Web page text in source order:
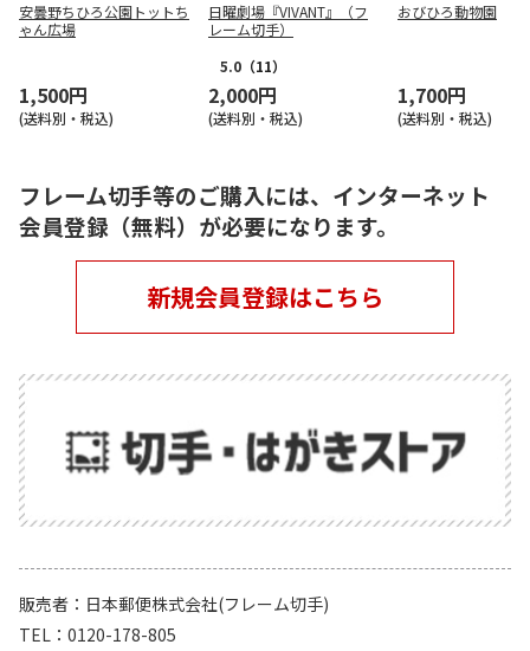
安曇野ちひろ公園トットち
ゃん広場
1,500円
(送料別・税込)
日曜劇場『VIVANT』（フ
レーム切手）
5.0 （11）
2,000円
(送料別・税込)
おびひろ動物園
1,700円
(送料別・税込)
フレーム切手等のご購入には、インターネット
会員登録（無料）が必要になります。
新規会員登録はこちら
販売者
日本郵便株式会社(フレーム切手)
TEL
0120-178-805